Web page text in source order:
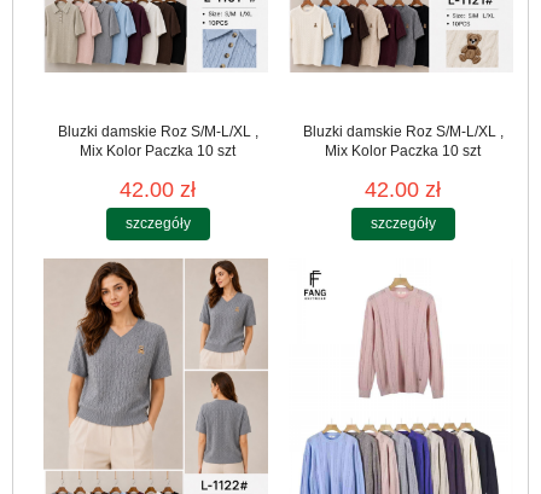
Bluzki damskie Roz S/M-L/XL ,
Mix Kolor Paczka 10 szt
42.00 zł
szczegóły
Bluzki damskie Roz S/M-L/XL ,
Mix Kolor Paczka 10 szt
42.00 zł
szczegóły